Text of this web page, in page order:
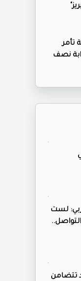
تأمر
نصف
لست
تتضامن